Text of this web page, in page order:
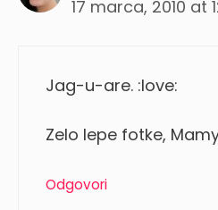
17 marca, 2010 at
Jag-u-are. :love:
Zelo lepe fotke,
Odgovori